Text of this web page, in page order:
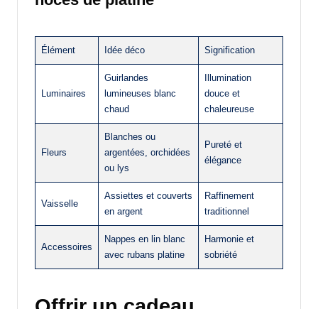
Élément Idée déco Signification
Luminaires
Guirlandes
lumineuses blanc
chaud
Illumination
douce et
chaleureuse
Fleurs
Blanches ou
argentées, orchidées
ou lys
Pureté et
élégance
Vaisselle
Assiettes et couverts
en argent
Raffinement
traditionnel
Accessoires
Nappes en lin blanc
avec rubans platine
Harmonie et
sobriété